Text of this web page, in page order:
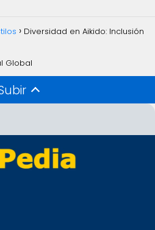
Diversidad en Aikido: Inclusión
Global